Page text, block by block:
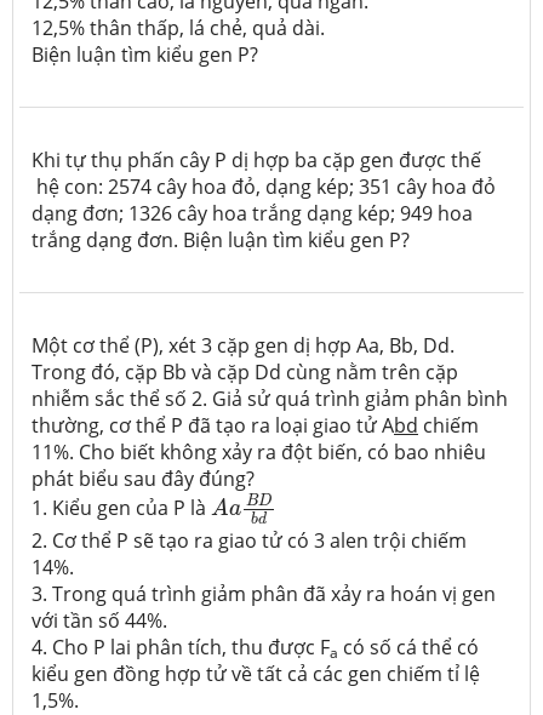
12,5% thân thấp, lá chẻ, quả dài.
Biện luận tìm kiểu gen P?
Khi tự thụ phấn cây P dị hợp ba cặp gen được thế
hệ con: 2574 cây hoa đỏ, dạng kép; 351 cây hoa đỏ
dạng đơn; 1326 cây hoa trắng dạng kép; 949 hoa
trắng dạng đơn. Biện luận tìm kiểu gen P?
Một cơ thể (P), xét 3 cặp gen dị hợp Aa, Bb, Dd.
Trong đó, cặp Bb và cặp Dd cùng nằm trên cặp
nhiễm sắc thể số 2. Giả sử quá trình giảm phân bình
thường, cơ thể P đã tạo ra loại giao tử Abd chiếm
11%. Cho biết không xảy ra đột biến, có bao nhiêu
phát biểu sau đây đúng?
1. Kiểu gen của P là Aa BD
bd
AaBDb
2. Cơ thể P sẽ tạo ra giao tử có 3 alen trội chiếm
14%.
3. Trong quá trình giảm phân đã xảy ra hoán vị gen
với tần số 44%.
4. Cho P lai phân tích, thu được Fa có số cá thể có
kiểu gen đồng hợp tử về tất cả các gen chiếm tỉ lệ
1,5%.